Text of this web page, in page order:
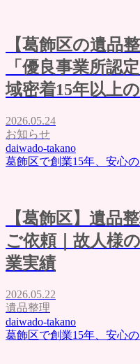
【葛飾区の遺品
「優良事業所認
域密着15年以上
2026.05.24
お知らせ
daiwado-takano
葛飾区で創業15年、安心
【葛飾区】遺品
ご依頼｜故人様
業実績
2026.05.22
遺品整理
daiwado-takano
葛飾区で創業15年、安心